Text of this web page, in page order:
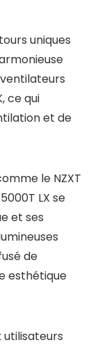
uniques
ce qui
et de
le NZXT
LX se
et ses
de
esthétique
utilisateurs